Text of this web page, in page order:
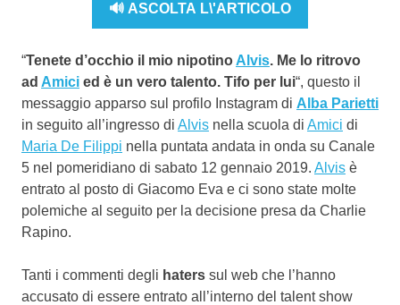
🔊 ASCOLTA L\'ARTICOLO
“Tenete d’occhio il mio nipotino Alvis. Me lo ritrovo
ad Amici ed è un vero talento. Tifo per lui“, questo il
messaggio apparso sul profilo Instagram di Alba Parietti
in seguito all’ingresso di Alvis nella scuola di Amici di
Maria De Filippi nella puntata andata in onda su Canale
5 nel pomeridiano di sabato 12 gennaio 2019. Alvis è
entrato al posto di Giacomo Eva e ci sono state molte
polemiche al seguito per la decisione presa da Charlie
Rapino.
Tanti i commenti degli haters sul web che l’hanno
accusato di essere entrato all’interno del talent show